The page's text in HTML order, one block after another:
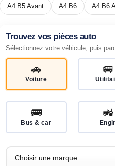
A4 B5 Avant A4 B6 A4 B6
Trouvez vos pièces auto
Sélectionnez votre véhicule, puis
🚗
Voiture
🚐
🚌
Bus & car
🚜